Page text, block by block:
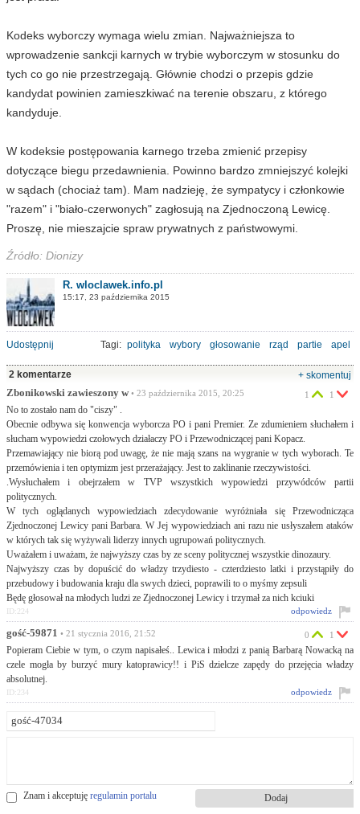
Kodeks wyborczy wymaga wielu zmian. Najważniejsza to
wprowadzenie sankcji karnych w trybie wyborczym w stosunku do
tych co go nie przestrzegają. Głównie chodzi o przepis gdzie
kandydat powinien zamieszkiwać na terenie obszaru, z którego
kandyduje.
W kodeksie postępowania karnego trzeba zmienić przepisy
dotyczące biegu przedawnienia. Powinno bardzo zmniejszyć kolejki
w sądach (chociaż tam). Mam nadzieję, że sympatycy i członkowie
"razem" i "biało-czerwonych" zagłosują na Zjednoczoną Lewicę.
Proszę, nie mieszajcie spraw prywatnych z państwowymi.
Źródło: Dionizy
R. wloclawek.info.pl
15:17, 23 października 2015
Udostępnij Tagi: polityka wybory głosowanie rząd partie apel
2 komentarze
+ skomentuj
Zbonikowski zawieszony w• 23 października 2015, 20:25
No to zostało nam do "ciszy" .
Obecnie odbywa się konwencja wyborcza PO i pani Premier. Ze zdumieniem słuchałem i
słucham wypowiedzi czołowych działaczy PO i Przewodniczącej pani Kopacz.
Przemawiający nie biorą pod uwagę, że nie mają szans na wygranie w tych wyborach. Te
przemówienia i ten optymizm jest przerażający. Jest to zaklinanie rzeczywistości.
.Wysłuchałem i obejrzałem w TVP wszystkich wypowiedzi przywódców partii
politycznych.
W tych oglądanych wypowiedziach zdecydowanie wyróżniała się Przewodnicząca
Zjednoczonej Lewicy pani Barbara. W Jej wypowiedziach ani razu nie usłyszałem ataków
w których tak się wyżywali liderzy innych ugrupowań politycznych.
Uważałem i uważam, że najwyższy czas by ze sceny politycznej wszystkie dinozaury.
Najwyższy czas by dopuścić do władzy trzydiesto - czterdziesto latki i przystąpiły do
przebudowy i budowania kraju dla swych dzieci, poprawili to o myśmy zepsuli
Będę głosował na młodych ludzi ze Zjednoczonej Lewicy i trzymał za nich kciuki
1 1
odpowiedz
ID:224
gość-59871 • 21 stycznia 2016, 21:52
Popieram Ciebie w tym, o czym napisałeś.. Lewica i młodzi z panią Barbarą Nowacką na
czele mogła by burzyć mury katoprawicy!! i PiS dzielcze zapędy do przejęcia władzy
absolutnej.
0 1
odpowiedz
ID:234
Znam i akceptuję regulamin portalu